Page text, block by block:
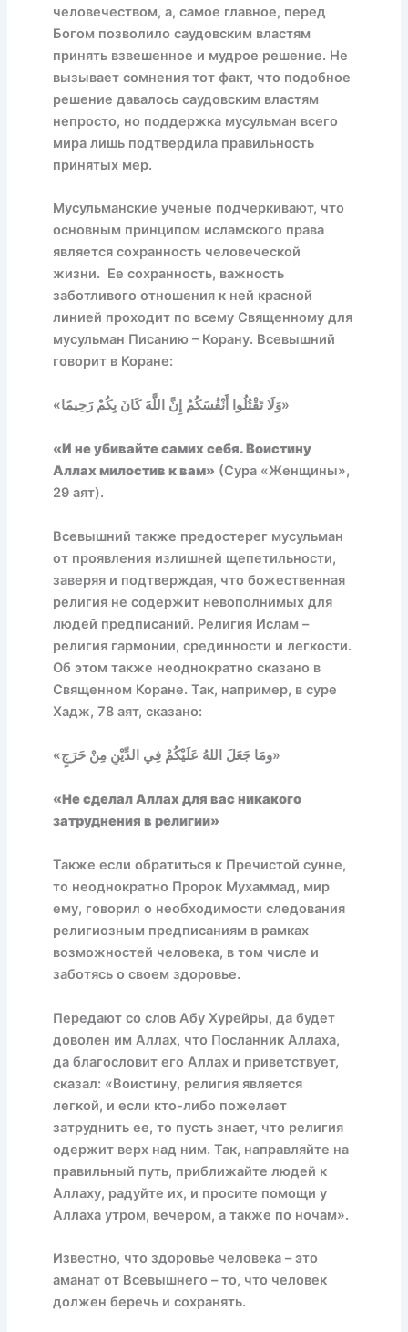
человечеством, а, самое главное, перед
Богом позволило саудовским властям
принять взвешенное и мудрое решение. Не
вызывает сомнения тот факт, что подобное
решение давалось саудовским властям
непросто, но поддержка мусульман всего
мира лишь подтвердила правильность
принятых мер.
Мусульманские ученые подчеркивают, что
основным принципом исламского права
является сохранность человеческой
жизни. Ее сохранность, важность
заботливого отношения к ней красной
линией проходит по всему Священному для
мусульман Писанию – Корану. Всевышний
говорит в Коране:
«وَلَا تَقْتُلُوا أَنْفُسَكُمْ إِنَّ اللَّهَ كَانَ بِكُمْ رَحِيمًا»
«И не убивайте самих себя. Воистину
Аллах милостив к вам» (Сура «Женщины»,
29 аят).
Всевышний также предостерег мусульман
от проявления излишней щепетильности,
заверяя и подтверждая, что божественная
религия не содержит невополнимых для
людей предписаний. Религия Ислам –
религия гармонии, срединности и легкости.
Об этом также неоднократно сказано в
Священном Коране. Так, например, в суре
Хадж, 78 аят, сказано:
«ومَا جَعَلَ اللهُ عَلَيْكُمْ فِي الدِّيْنِ مِنْ حَرَجٍ»
«Не сделал Аллах для вас никакого
затруднения в религии»
Также если обратиться к Пречистой сунне,
то неоднократно Пророк Мухаммад, мир
ему, говорил о необходимости следования
религиозным предписаниям в рамках
возможностей человека, в том числе и
заботясь о своем здоровье.
Передают со слов Абу Хурейры, да будет
доволен им Аллах, что Посланник Аллаха,
да благословит его Аллах и приветствует,
сказал: «Воистину, религия является
легкой, и если кто-либо пожелает
затруднить ее, то пусть знает, что религия
одержит верх над ним. Так, направляйте на
правильный путь, приближайте людей к
Аллаху, радуйте их, и просите помощи у
Аллаха утром, вечером, а также по ночам».
Известно, что здоровье человека – это
аманат от Всевышнего – то, что человек
должен беречь и сохранять.